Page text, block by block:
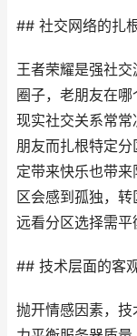
## 社交网络的扎
王者荣耀是强社
圈子，老朋友在
现实社交关系常
朋友而扎根特定
定带来快乐也带
区会感到孤独，
远看分区选择需平
## 技术层面的客
抛开情感因素，